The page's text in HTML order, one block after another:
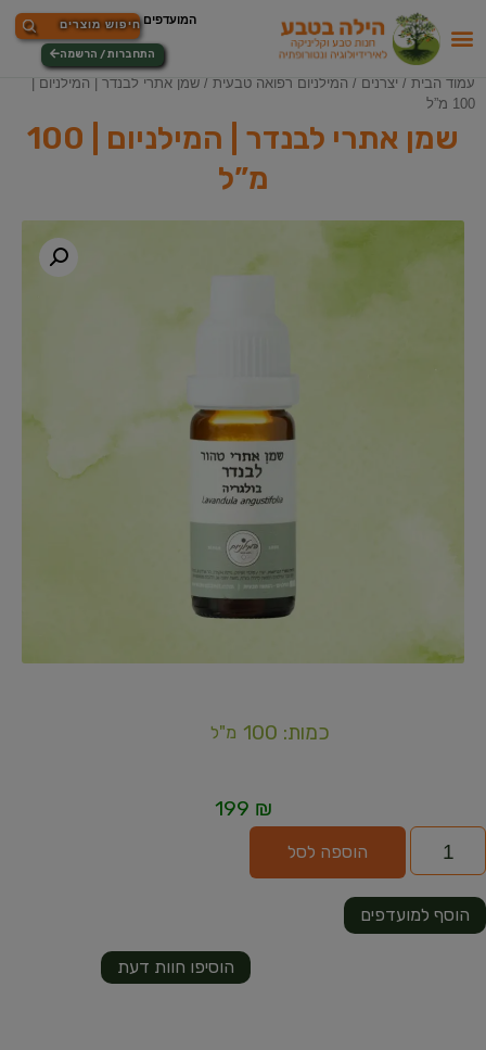
התחברות / הרשמה
עמוד הבית / יצרנים / המילניום רפואה טבעית / שמן אתרי לבנדר | המילניום |
100 מ”ל
שמן אתרי לבנדר | המילניום | 100
מ”ל
כמות: 100 מ"ל
199 ₪
הוספה לסל
הוסיפו חוות דעת
הוסף למועדפים